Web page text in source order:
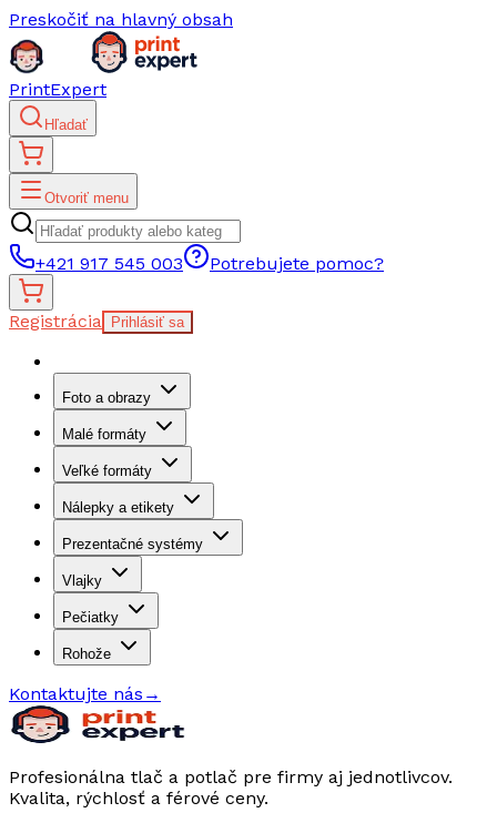
Preskočiť na hlavný obsah
PrintExpert
Hľadať
Otvoriť menu
+421 917 545 003 Potrebujete pomoc?
Registrácia Prihlásiť sa
Foto a obrazy
Malé formáty
Veľké formáty
Nálepky a etikety
Prezentačné systémy
Vlajky
Pečiatky
Rohože
Kontaktujte nás →
Profesionálna tlač a potlač pre firmy aj jednotlivcov.
Kvalita, rýchlosť a férové ceny.